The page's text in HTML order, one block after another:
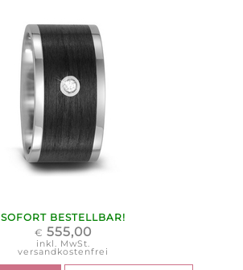
SOFORT BESTELLBAR!
€ 555,00
inkl. MwSt.
versandkostenfrei